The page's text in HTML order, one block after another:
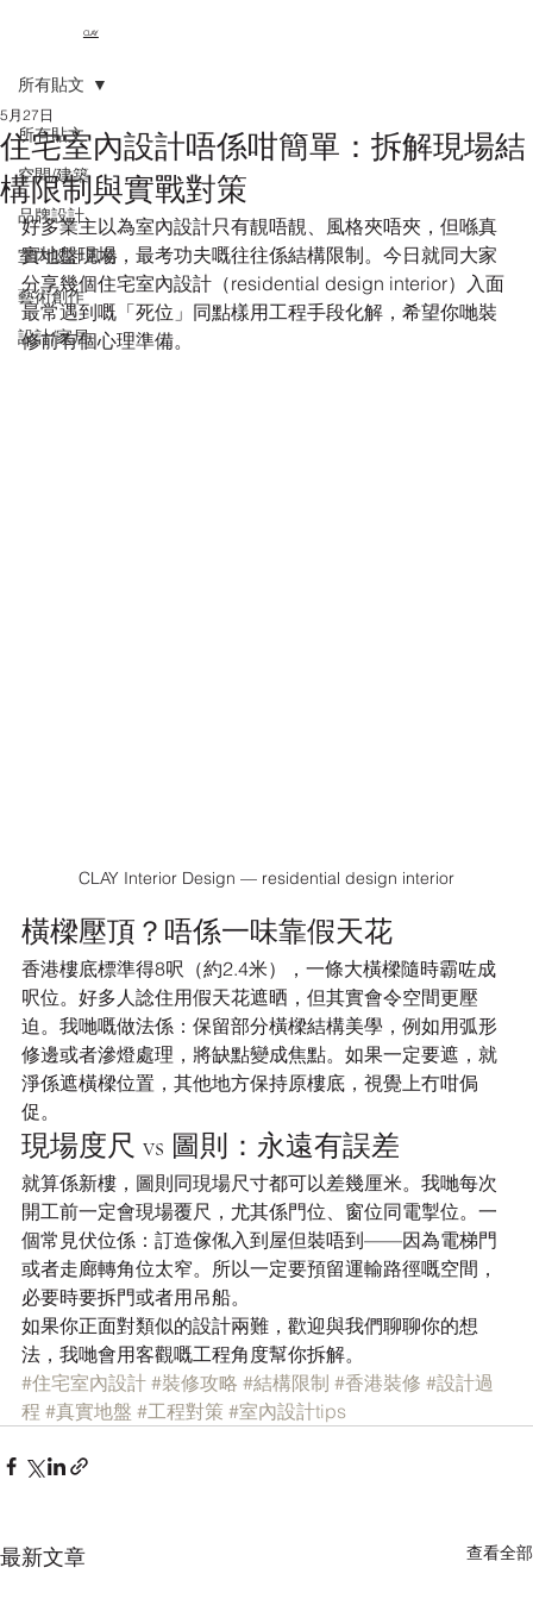
CLAY
所有貼文
空間/建築
品牌設計
室內設計風格
藝術創作
設計/家居
所有貼文
住宅室內設計唔係咁簡單：拆解現場結
構限制與實戰對策
5月27日
好多業主以為室內設計只有靚唔靚、風格夾唔夾，但喺真
實地盤現場，最考功夫嘅往往係結構限制。今日就同大家
分享幾個住宅室內設計（residential design interior）入面
最常遇到嘅「死位」同點樣用工程手段化解，希望你哋裝
修前有個心理準備。
CLAY Interior Design — residential design interior
橫樑壓頂？唔係一味靠假天花
香港樓底標準得8呎（約2.4米），一條大橫樑隨時霸咗成
呎位。好多人諗住用假天花遮晒，但其實會令空間更壓
迫。我哋嘅做法係：保留部分橫樑結構美學，例如用弧形
修邊或者滲燈處理，將缺點變成焦點。如果一定要遮，就
淨係遮橫樑位置，其他地方保持原樓底，視覺上冇咁侷
促。
現場度尺 vs 圖則：永遠有誤差
就算係新樓，圖則同現場尺寸都可以差幾厘米。我哋每次
開工前一定會現場覆尺，尤其係門位、窗位同電掣位。一
個常見伏位係：訂造傢俬入到屋但裝唔到——因為電梯門
或者走廊轉角位太窄。所以一定要預留運輸路徑嘅空間，
必要時要拆門或者用吊船。
如果你正面對類似的設計兩難，歡迎與我們聊聊你的想
法，我哋會用客觀嘅工程角度幫你拆解。
#住宅室內設計 #裝修攻略 #結構限制 #香港裝修 #設計過
程 #真實地盤 #工程對策 #室內設計tips
最新文章 查看全部